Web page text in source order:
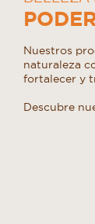
Nuestros
naturaleza
fortalecer y
Descubre